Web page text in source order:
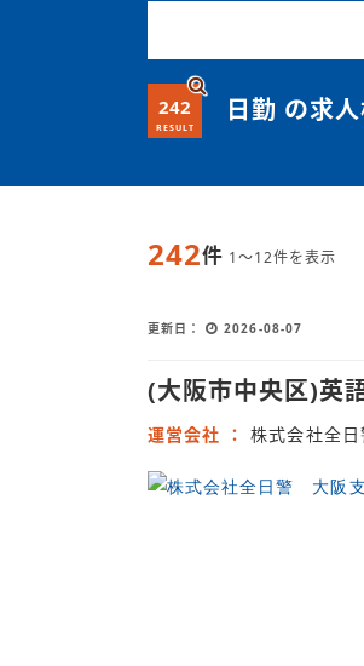
242
RESULT
日勤 の求
242件 1～12件を表示
更新日 2026-08-07
(大阪市中央区)英
運営会社 株式会社全